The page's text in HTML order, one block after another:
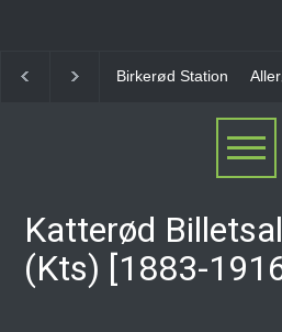
Birkerød Station
Katterød
(Kts) [1883-